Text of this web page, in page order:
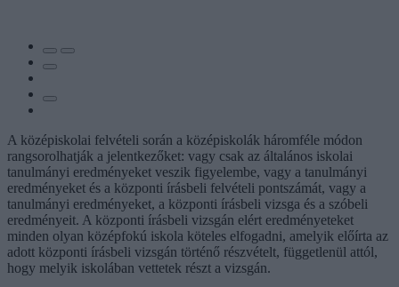
A középiskolai felvételi során a középiskolák háromféle módon
rangsorolhatják a jelentkezőket: vagy csak az általános iskolai
tanulmányi eredményeket veszik figyelembe, vagy a tanulmányi
eredményeket és a központi írásbeli felvételi pontszámát, vagy a
tanulmányi eredményeket, a központi írásbeli vizsga és a szóbeli
eredményeit. A központi írásbeli vizsgán elért eredményeteket
minden olyan középfokú iskola köteles elfogadni, amelyik előírta az
adott központi írásbeli vizsgán történő részvételt, függetlenül attól,
hogy melyik iskolában vettetek részt a vizsgán.